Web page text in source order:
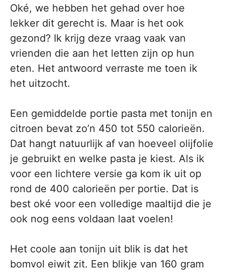
Oké, we hebben het gehad over hoe
lekker dit gerecht is. Maar is het ook
gezond? Ik krijg deze vraag vaak van
vrienden die aan het letten zijn op hun
eten. Het antwoord verraste me toen ik
het uitzocht.
Een gemiddelde portie pasta met tonijn en
citroen bevat zo’n 450 tot 550 calorieën.
Dat hangt natuurlijk af van hoeveel olijfolie
je gebruikt en welke pasta je kiest. Als ik
voor een lichtere versie ga kom ik uit op
rond de 400 calorieën per portie. Dat is
best oké voor een volledige maaltijd die je
ook nog eens voldaan laat voelen!
Het coole aan tonijn uit blik is dat het
bomvol eiwit zit. Een blikje van 160 gram